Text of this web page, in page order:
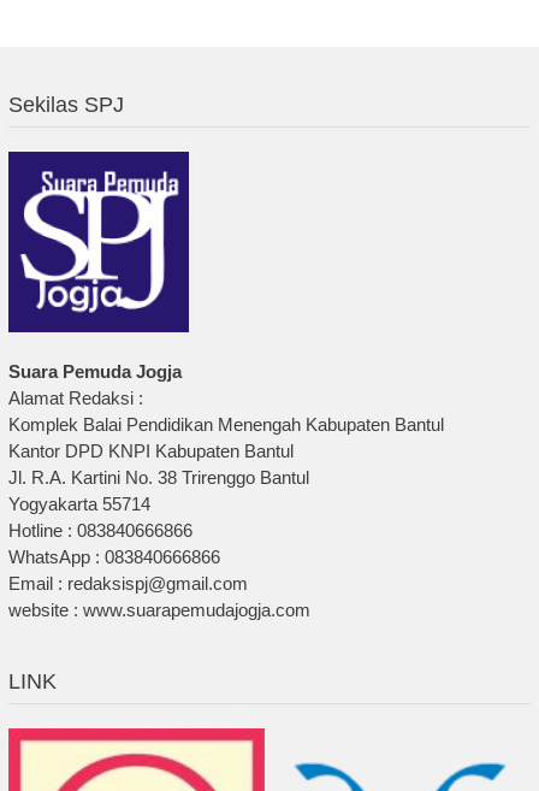
Sekilas SPJ
Suara Pemuda Jogja
Alamat Redaksi :
Komplek Balai Pendidikan Menengah Kabupaten Bantul
Kantor DPD KNPI Kabupaten Bantul
Jl. R.A. Kartini No. 38 Trirenggo Bantul
Yogyakarta 55714
Hotline : 083840666866
WhatsApp : 083840666866
Email : redaksispj@gmail.com
website : www.suarapemudajogja.com
LINK